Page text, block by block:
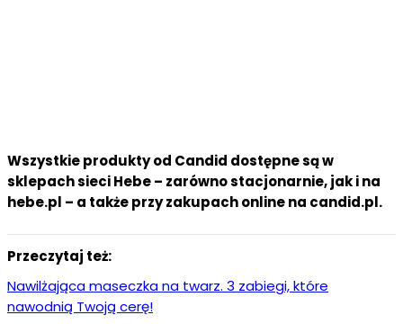
Wszystkie produkty od Candid dostępne są w
sklepach sieci Hebe – zarówno stacjonarnie,jak i na
hebe.pl – a także przy zakupach online na candid.pl.
Przeczytaj też:
Nawilżająca maseczka na twarz. 3 zabiegi, które
nawodnią Twoją cerę!